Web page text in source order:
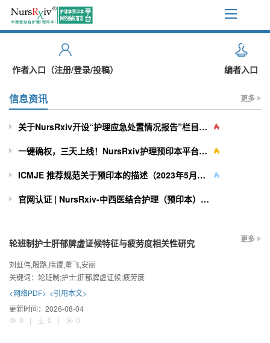
作者入口（注册/登录/投稿） 编者入口
信息资讯 更多
关于NursRxiv开设“护理应急处置情况报告”栏目暨征集实践代表作的通知
一键确权，三天上线！NursRxiv护理预印本平台投稿全攻略
ICMJE 推荐规范关于预印本的描述（2023年5月更新版本译文）
官网认证 | NursRxiv-中西医结合护理（预印本）平台完成百度官方认证
轮班制护士肝郁脾虚证候特征与疲劳度相关性研究
刘虹伟,殷路,隋谡,董飞,安丽
关键词： 轮班制;护士;肝郁脾虚证候;疲劳度
<网络PDF> <引用本文>
更新时间： 2026-08-04
0
| 0 | 0
更多